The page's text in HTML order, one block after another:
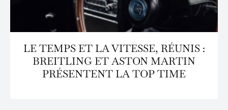
LE TEMPS ET LA VITESSE, RÉUNIS :
BREITLING ET ASTON MARTIN
PRÉSENTENT LA TOP TIME